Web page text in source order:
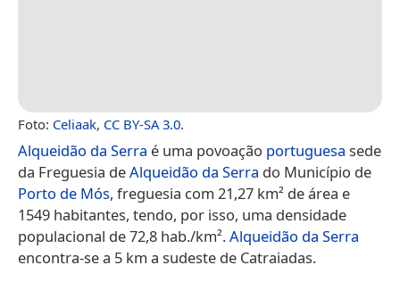
Foto: Celiaak, CC BY-SA 3.0.
Alqueidão da Serra é uma povoação portuguesa sede
da Freguesia deAlqueidão da Serra do Município de
Porto de Mós, freguesia com 21,27 km² de área e
1549 habitantes, tendo, por isso, uma densidade
populacional de 72,8 hab./km².Alqueidão da Serra
encontra-se a 5 km a sudeste de Catraiadas.